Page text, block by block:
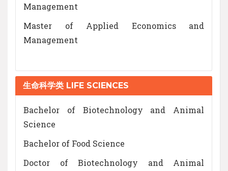
Management
Master of Applied Economics and
Management
生命科学类 LIFE SCIENCES
Bachelor of Biotechnology and Animal
Science
Bachelor of Food Science
Doctor of Biotechnology and Animal